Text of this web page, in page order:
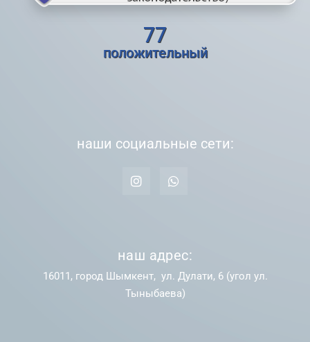
77
положительный
наши социальные сети:
наш адрес:
16011, город Шымкент, ул. Дулати, 6 (угол ул.
Тыныбаева)